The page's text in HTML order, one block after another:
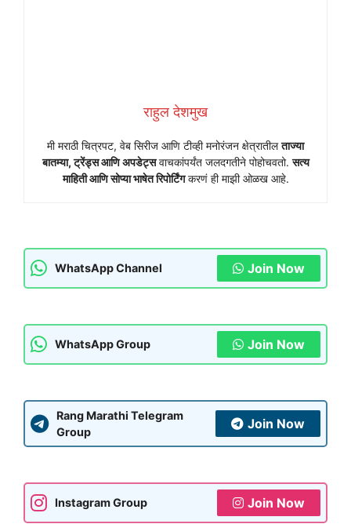
राहुल देशमुख
मी मराठी चित्रपट, वेब सिरीज आणि टीव्ही मनोरंजन क्षेत्रातीलताज्या
बातम्या, ट्रेंड्स आणि अपडेट्सवाचकांपर्यंत जलदगतीने पोहोचवतो.सत्य
माहिती आणि सोप्या भाषेत रिपोर्टिंगकरणं ही माझी ओळख आहे.
WhatsApp Channel Join Now
WhatsApp Group Join Now
Rang Marathi Telegram
Group
Join Now
Instagram Group Join Now